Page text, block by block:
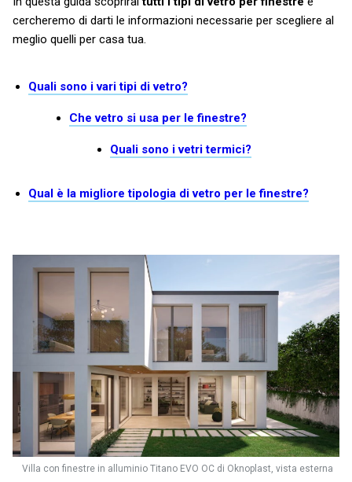
cercheremo di darti le informazioni necessarie per scegliere al
meglio quelli per casa tua.
Quali sono i vari tipi di vetro?
Che vetro si usa per le finestre?
Quali sono i vetri termici?
Qual è la migliore tipologia di vetro per le finestre?
Villa con finestre in alluminio Titano EVO OC di Oknoplast, vista esterna